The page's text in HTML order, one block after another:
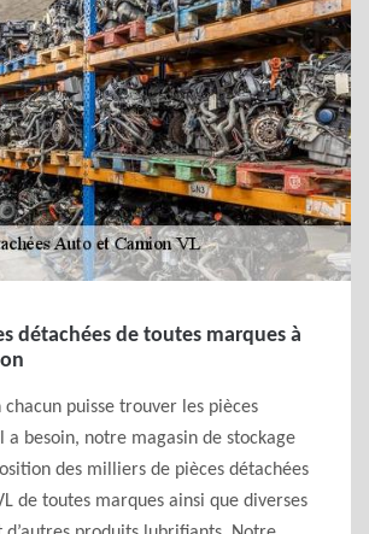
détachées de toutes marques à
chacun puisse trouver les pièces
a besoin, notre magasin de stockage
des milliers de pièces détachées
de toutes marques ainsi que diverses